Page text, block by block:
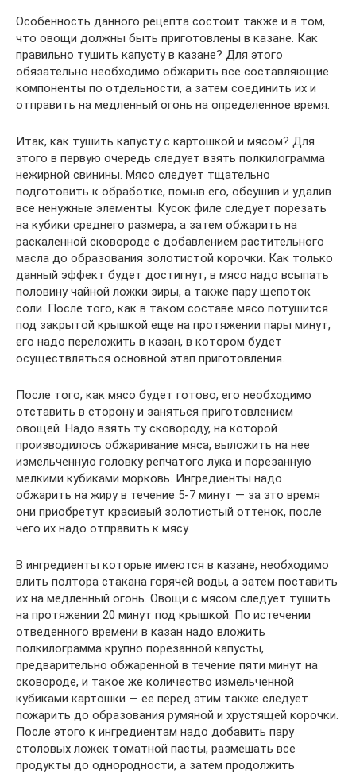
Особенность данного рецепта состоит также и в том,
что овощи должны быть приготовлены в казане. Как
правильно тушить капусту в казане? Для этого
обязательно необходимо обжарить все составляющие
компоненты по отдельности, а затем соединить их и
отправить на медленный огонь на определенное время.
Итак, как тушить капусту с картошкой и мясом? Для
этого в первую очередь следует взять полкилограмма
нежирной свинины. Мясо следует тщательно
подготовить к обработке, помыв его, обсушив и удалив
все ненужные элементы. Кусок филе следует порезать
на кубики среднего размера, а затем обжарить на
раскаленной сковороде с добавлением растительного
масла до образования золотистой корочки. Как только
данный эффект будет достигнут, в мясо надо всыпать
половину чайной ложки зиры, а также пару щепоток
соли. После того, как в таком составе мясо потушится
под закрытой крышкой еще на протяжении пары минут,
его надо переложить в казан, в котором будет
осуществляться основной этап приготовления.
После того, как мясо будет готово, его необходимо
отставить в сторону и заняться приготовлением
овощей. Надо взять ту сковороду, на которой
производилось обжаривание мяса, выложить на нее
измельченную головку репчатого лука и порезанную
мелкими кубиками морковь. Ингредиенты надо
обжарить на жиру в течение 5-7 минут — за это время
они приобретут красивый золотистый оттенок, после
чего их надо отправить к мясу.
В ингредиенты которые имеются в казане, необходимо
влить полтора стакана горячей воды, а затем поставить
их на медленный огонь. Овощи с мясом следует тушить
на протяжении 20 минут под крышкой. По истечении
отведенного времени в казан надо вложить
полкилограмма крупно порезанной капусты,
предварительно обжаренной в течение пяти минут на
сковороде, и такое же количество измельченной
кубиками картошки — ее перед этим также следует
пожарить до образования румяной и хрустящей корочки.
После этого к ингредиентам надо добавить пару
столовых ложек томатной пасты, размешать все
продукты до однородности, а затем продолжить